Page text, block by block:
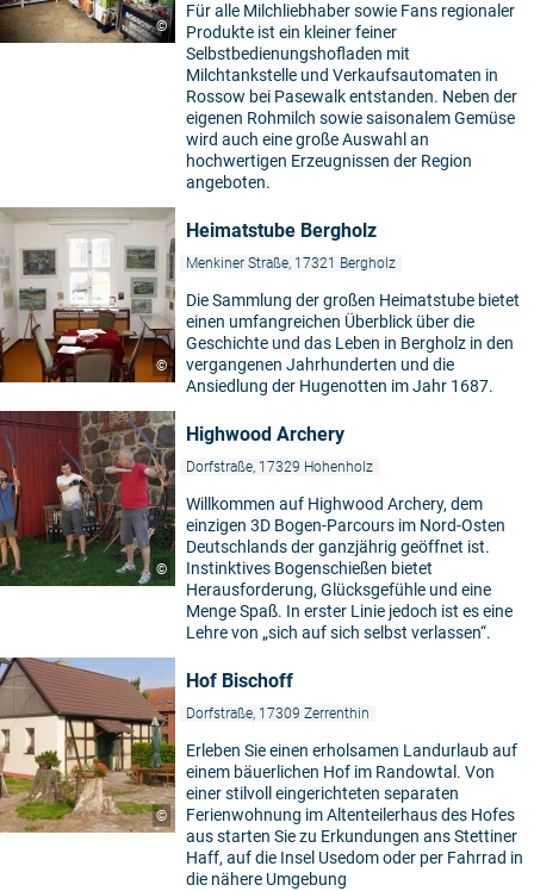
©
Für alle Milchliebhaber sowie Fans regionaler
Produkte ist ein kleiner feiner
Selbstbedienungshofladen mit
Milchtankstelle und Verkaufsautomaten in
Rossow bei Pasewalk entstanden. Neben der
eigenen Rohmilch sowie saisonalem Gemüse
wird auch eine große Auswahl an
hochwertigen Erzeugnissen der Region
angeboten.
©
Heimatstube Bergholz
Menkiner Straße, 17321 Bergholz
Die Sammlung der großen Heimatstube bietet
einen umfangreichen Überblick über die
Geschichte und das Leben in Bergholz in den
vergangenen Jahrhunderten und die
Ansiedlung der Hugenotten im Jahr 1687.
©
Highwood Archery
Dorfstraße, 17329 Hohenholz
Willkommen auf Highwood Archery, dem
einzigen 3D Bogen-Parcours im Nord-Osten
Deutschlands der ganzjährig geöffnet ist.
Instinktives Bogenschießen bietet
Herausforderung, Glücksgefühle und eine
Menge Spaß. In erster Linie jedoch ist es eine
Lehre von „sich auf sich selbst verlassen“.
©
Hof Bischoff
Dorfstraße, 17309 Zerrenthin
Erleben Sie einen erholsamen Landurlaub auf
einem bäuerlichen Hof im Randowtal. Von
einer stilvoll eingerichteten separaten
Ferienwohnung im Altenteilerhaus des Hofes
aus starten Sie zu Erkundungen ans Stettiner
Haff, auf die Insel Usedom oder per Fahrrad in
die nähere Umgebung